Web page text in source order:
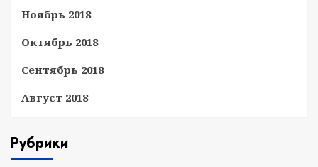
Ноябрь 2018
Октябрь 2018
Сентябрь 2018
Август 2018
Рубрики